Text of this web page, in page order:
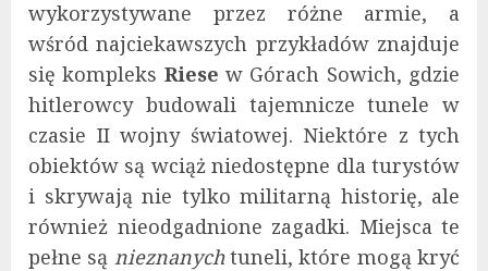
wykorzystywane przez różne armie, a
wśród najciekawszych przykładów znajduje
się kompleks Riese w Górach Sowich, gdzie
hitlerowcy budowali tajemnicze tunele w
czasie II wojny światowej. Niektóre z tych
obiektów są wciąż niedostępne dla turystów
i skrywają nie tylko militarną historię, ale
również nieodgadnione zagadki. Miejsca te
pełne są nieznanychtuneli, które mogą kryć